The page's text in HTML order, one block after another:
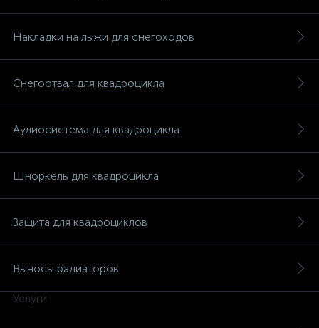
Накладки на лыжи для снегоходов
Снегоотвал для квадроцикла
Аудиосистема для квадроцикла
Шноркель для квадроцикла
Защита для квадроциклов
Выносы радиаторов
Услуги